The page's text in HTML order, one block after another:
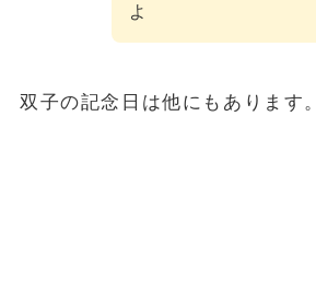
よ
双子の記念日は他にもあります。